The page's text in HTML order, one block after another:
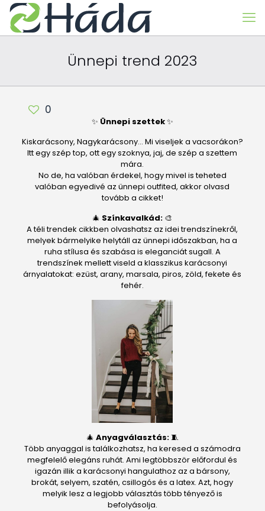
Ünnepi trend 2023
0
✨ Ünnepi szettek✨
Kiskarácsony, Nagykarácsony… Mi viseljek a vacsorákon?
Itt egy szép top, ott egy szoknya, jaj, de szép a szettem
mára.
No de, ha valóban érdekel, hogy mivel is teheted
valóban egyedivé az ünnepi outfited, akkor olvasd
tovább a cikket!
🎄 Színkavalkád: 🎨
A téli trendek cikkben olvashatsz az idei trendszínekről,
melyek bármelyike helytáll az ünnepi időszakban, ha a
ruha stílusa és szabása is eleganciát sugall. A
trendszínek mellett viseld a klasszikus karácsonyi
árnyalatokat: ezüst, arany, marsala, piros, zöld, fekete és
fehér.
🎄 Anyagválasztás:🧵
Több anyaggal is találkozhatsz, ha keresed a számodra
megfelelő elegáns ruhát. Ami legtöbbször előfordul és
igazán illik a karácsonyi hangulathoz az a bársony,
brokát, selyem, szatén, csillogós és a latex. Azt, hogy
melyik lesz a legjobb választás több tényező is
befolyásolja.